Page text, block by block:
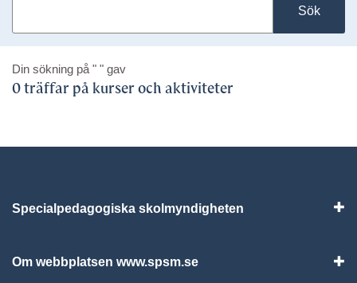
Sök
Din sökning på " " gav
0 träffar på kurser och aktiviteter
Specialpedagogiska skolmyndigheten
Om webbplatsen www.spsm.se